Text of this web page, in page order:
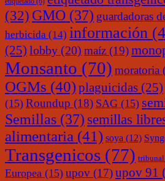
(32) GMO (37) guardadoras
herbicida (14) información
(25) lobby (20) maíz (19)
Monsanto (70) moratoria
OGMs (40)plaguicidas (25)
(15) Roundup (18) SAG (15)
Semillas (37) semillas
alimentaria (41) soya (12)
Transgenicos (77)
Europea (15) upov (17)upov 91